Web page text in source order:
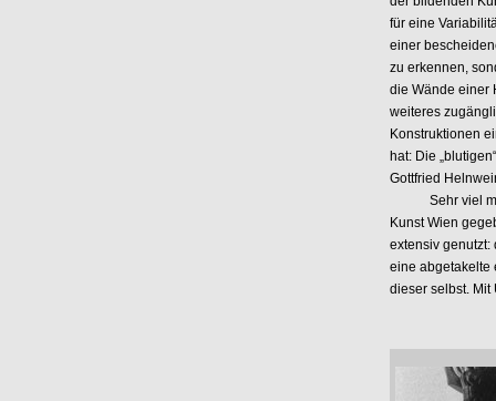
für eine
einer
zu erkennen,
die Wände einer
weiteres
Konstruktionen
hat: Die
Gottfried
Sehr viel mehr
Kunst Wien
extensiv genutzt:
eine abgetakelte
dieser selbst. Mit